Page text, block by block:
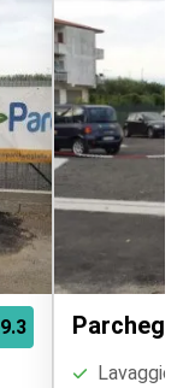
9.3
Lavaggio